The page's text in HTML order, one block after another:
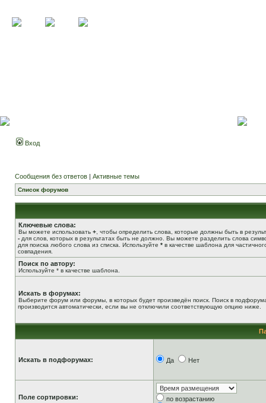
Вход
Сообщения без ответов | Активные темы
Список форумов
Ключевые слова:
Вы можете использовать + , чтобы определить слова, которые должны быть в
- для слов, которых в результатах быть не должно. Вы можете разделить слова
для поиска любого слова из списка. Используйте * в качестве шаблона для
совпадения.
Поиск по автору:
Используйте * в качестве шаблона.
Искать в форумах:
Выберите форум или форумы, в которых будет произведён поиск. Поиск в
производится автоматически, если вы не отключили соответствующую опцию ниже.
Искать в подфорумах: Да Нет
Поле сортировки:
по возрастанию